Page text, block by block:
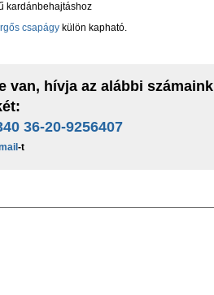
kardánbehajtáshoz
csapágy külön kapható.
van, hívja az alábbi számaink
36-20-9256407
-t